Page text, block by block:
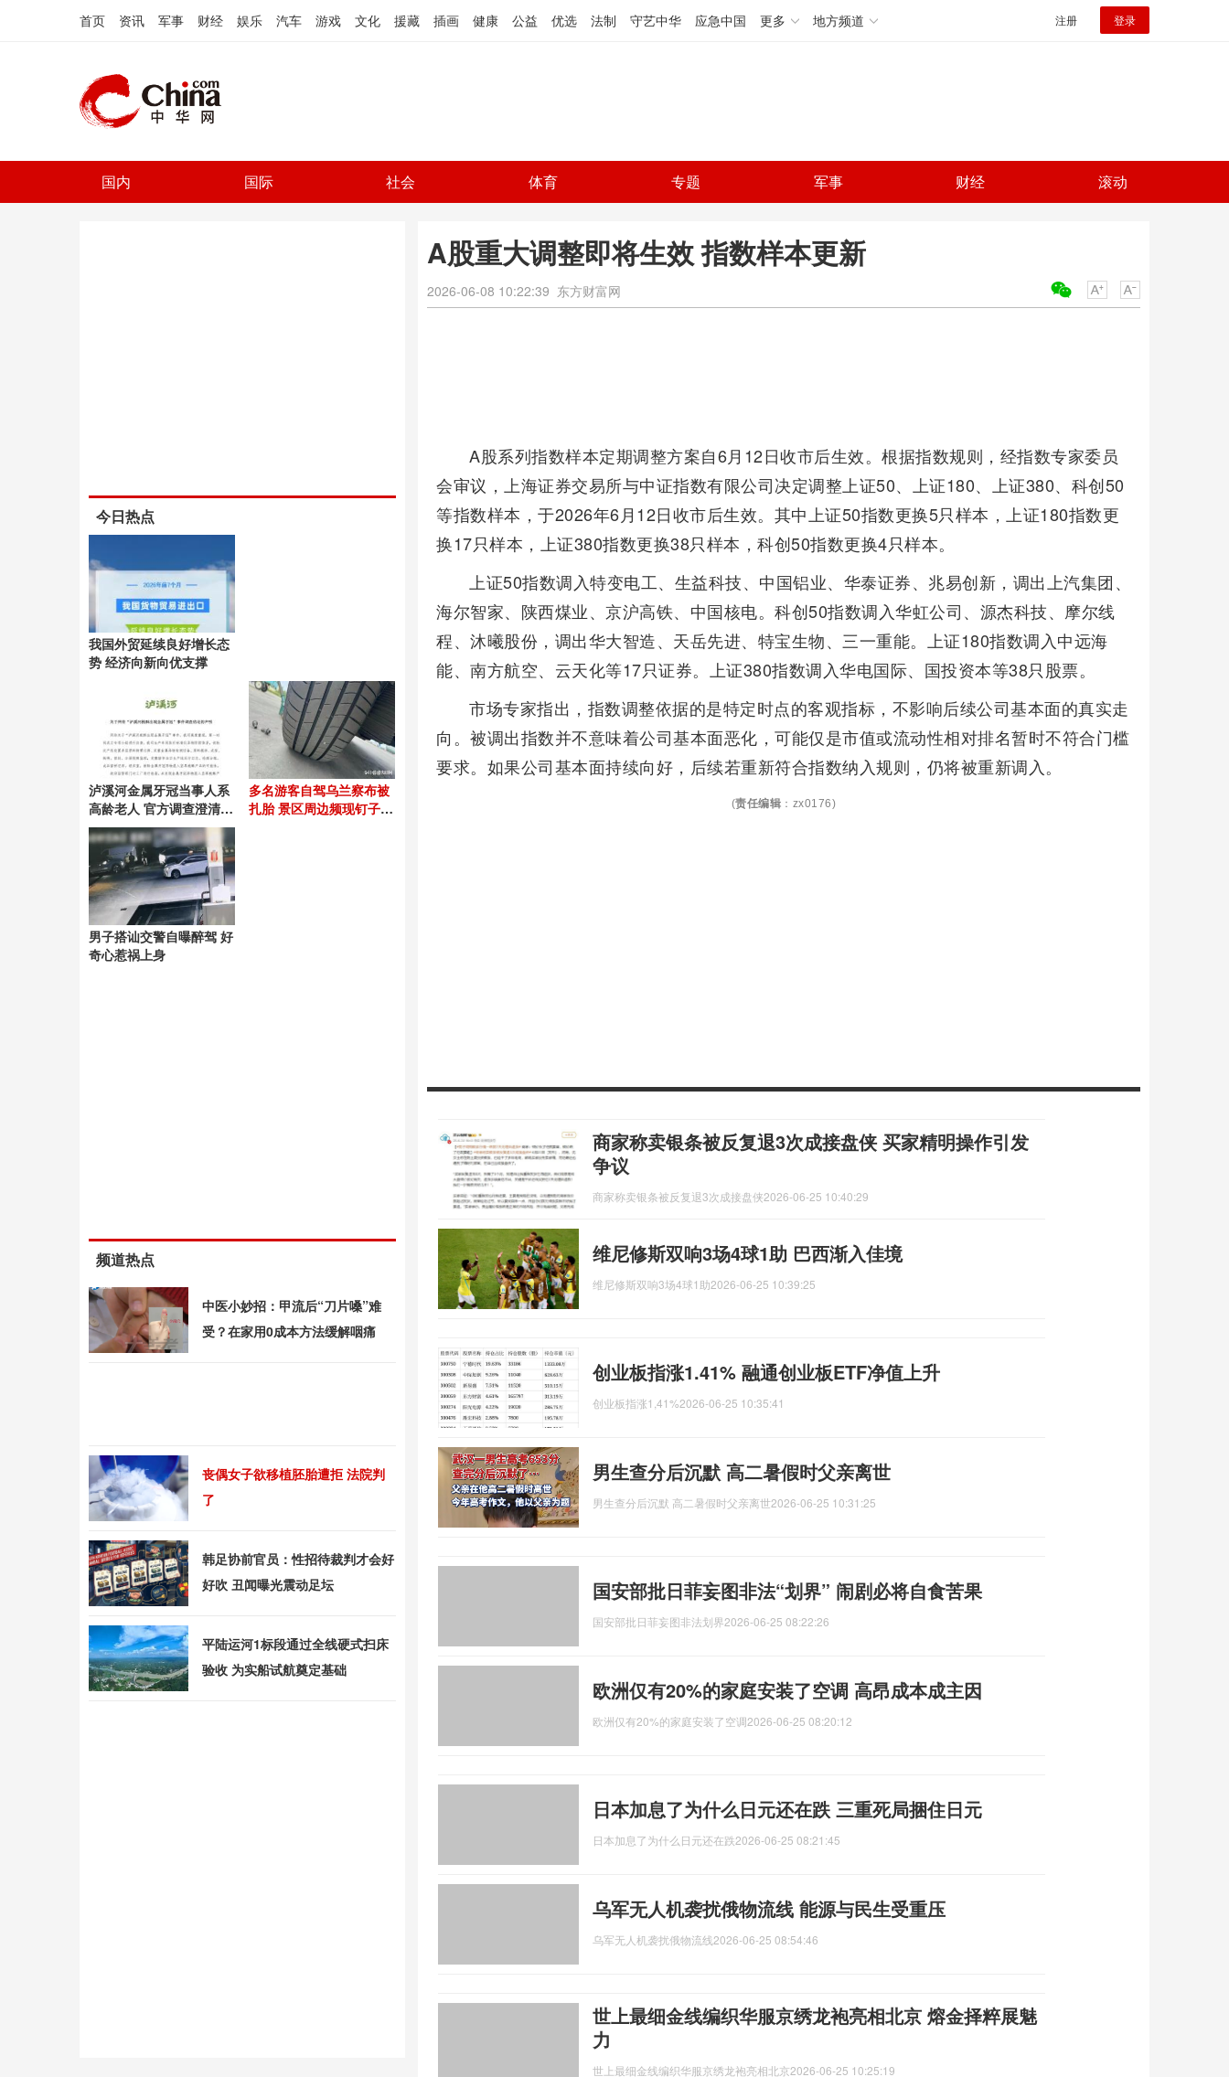
首页 资讯 军事 财经 娱乐 汽车 游戏 文化 援藏 插画 健康 公益 优选 法制 守艺中华 应急中国 更多 地方频道 注册 登录
国内 国际 社会 体育 专题 军事 财经 滚动
A股重大调整即将生效 指数样本更新
2026-06-08 10:22:39 东方财富网
A股系列指数样本定期调整方案自6月12日收市后生效。根据指数规则，经指数专家委员
会审议，上海证券交易所与中证指数有限公司决定调整上证50、上证180、上证380、科创50
等指数样本，于2026年6月12日收市后生效。其中上证50指数更换5只样本，上证180指数更
换17只样本，上证380指数更换38只样本，科创50指数更换4只样本。
上证50指数调入特变电工、生益科技、中国铝业、华泰证券、兆易创新，调出上汽集团、
海尔智家、陕西煤业、京沪高铁、中国核电。科创50指数调入华虹公司、源杰科技、摩尔线
程、沐曦股份，调出华大智造、天岳先进、特宝生物、三一重能。上证180指数调入中远海
能、南方航空、云天化等17只证券。上证380指数调入华电国际、国投资本等38只股票。
市场专家指出，指数调整依据的是特定时点的客观指标，不影响后续公司基本面的真实走
向。被调出指数并不意味着公司基本面恶化，可能仅是市值或流动性相对排名暂时不符合门槛
要求。如果公司基本面持续向好，后续若重新符合指数纳入规则，仍将被重新调入。
(责任编辑 ：zx0176)
商家称卖银条被反复退3次成接盘侠 买家精明操作引发
争议
商家称卖银条被反复退3次成接盘侠2026-06-25 10:40:29
维尼修斯双响3场4球1助 巴西渐入佳境
维尼修斯双响3场4球1助2026-06-25 10:39:25
创业板指涨1.41% 融通创业板ETF净值上升
创业板指涨1,41%2026-06-25 10:35:41
男生查分后沉默 高二暑假时父亲离世
男生查分后沉默 高二暑假时父亲离世2026-06-25 10:31:25
国安部批日菲妄图非法“划界” 闹剧必将自食苦果
国安部批日菲妄图非法划界2026-06-25 08:22:26
欧洲仅有20%的家庭安装了空调 高昂成本成主因
欧洲仅有20%的家庭安装了空调2026-06-25 08:20:12
日本加息了为什么日元还在跌 三重死局捆住日元
日本加息了为什么日元还在跌2026-06-25 08:21:45
乌军无人机袭扰俄物流线 能源与民生受重压
乌军无人机袭扰俄物流线2026-06-25 08:54:46
世上最细金线编织华服京绣龙袍亮相北京 熔金择粹展魅
力
世上最细金线编织华服京绣龙袍亮相北京2026-06-25 10:25:19
今日热点
我国外贸延续良好增长态
势 经济向新向优支撑
泸溪河金属牙冠当事人系
高龄老人 官方调查澄清真
相
多名游客自驾乌兰察布被
扎胎 景区周边频现钉子陷
男子搭讪交警自曝醉驾 好
奇心惹祸上身
频道热点
中医小妙招：甲流后“刀片嗓”难
受？在家用0成本方法缓解咽痛
丧偶女子欲移植胚胎遭拒 法院判
了
韩足协前官员：性招待裁判才会好
好吹 丑闻曝光震动足坛
平陆运河1标段通过全线硬式扫床
验收 为实船试航奠定基础